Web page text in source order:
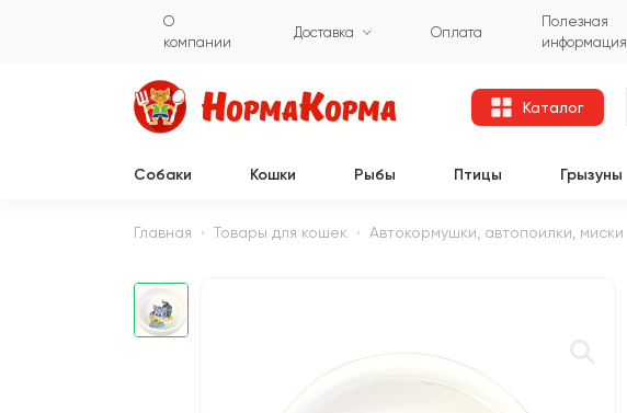
О
компании
Доставка Оплата
Полезная
информация
Каталог
Собаки Кошки Рыбы Птицы Грызуны
Главная Товары для кошек Автокормушки, автопоилки, миски